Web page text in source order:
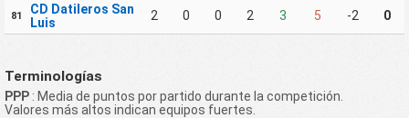
81
CD Datileros San
Luis
2 0 0 2 3 5 -2 0
Terminologías
PPP : Media de puntos por partido durante la competición.
Valores más altos indican equipos fuertes.